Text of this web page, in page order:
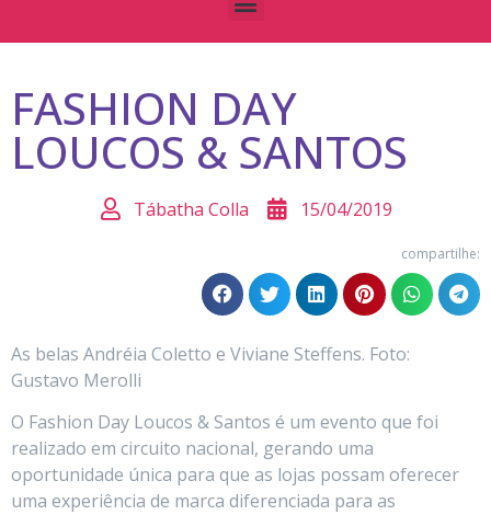
FASHION DAY
LOUCOS & SANTOS
Tábatha Colla 15/04/2019
compartilhe:
As belas Andréia Coletto e Viviane Steffens. Foto:
Gustavo Merolli
O Fashion Day Loucos & Santos é um evento que foi
realizado em circuito nacional, gerando uma
oportunidade única para que as lojas possam oferecer
uma experiência de marca diferenciada para as